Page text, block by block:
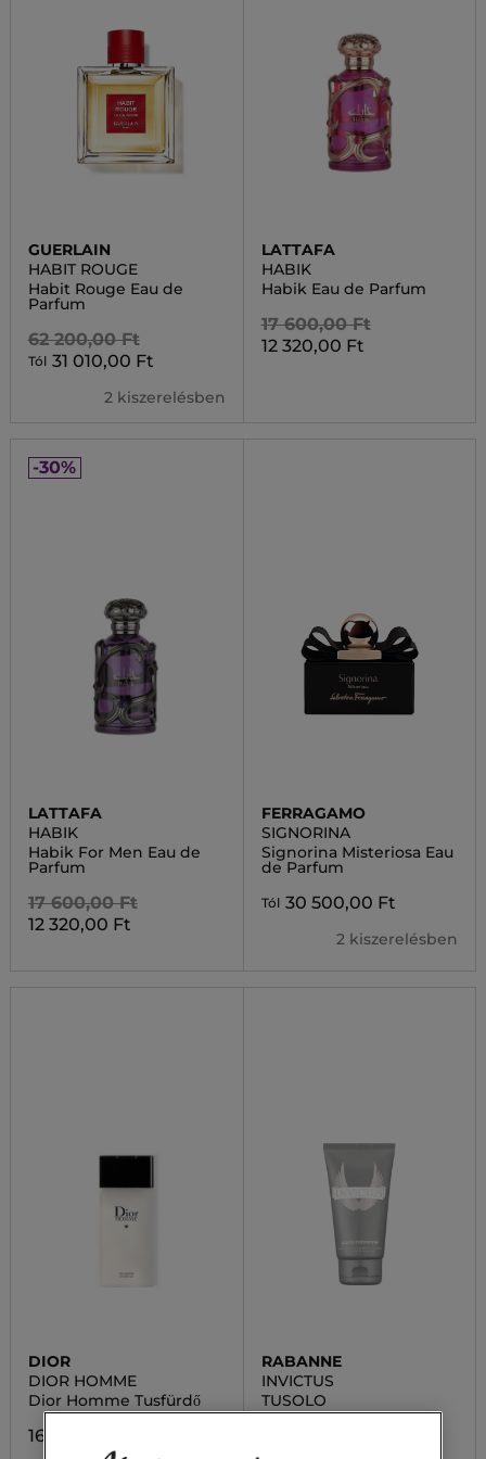
GUERLAIN
HABIT ROUGE
Habit Rouge Eau de
Parfum
62 200,00 Ft
Tól 31 010,00 Ft
2 kiszerelésben
LATTAFA
HABIK
Habik Eau de Parfum
17 600,00 Ft
12 320,00 Ft
-30%
LATTAFA
HABIK
Habik For Men Eau de
Parfum
17 600,00 Ft
12 320,00 Ft
FERRAGAMO
SIGNORINA
Signorina Misteriosa Eau
de Parfum
Tól 30 500,00 Ft
2 kiszerelésben
DIOR
DIOR HOMME
Dior Homme Tusfürdő
16 400,00 Ft
RABANNE
INVICTUS
TUSOLO